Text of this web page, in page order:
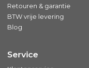
Retouren & garantie
BTW vrije levering
Blog
Service